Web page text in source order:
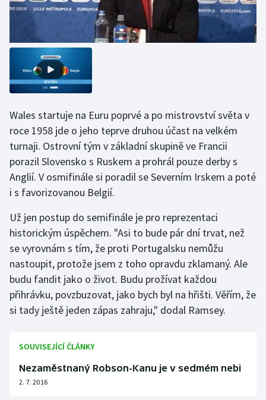
Parasport
Plavání
Plážový volejbal
Rychlobruslení
Rychlostní kanoistika
Short track
Sportovní střelba
Stolní tenis
Triatlon
Veslování
Ostatní
Wales startuje na Euru poprvé a po mistrovství světa v
roce 1958 jde o jeho teprve druhou účast na velkém
turnaji. Ostrovní tým v základní skupině ve Francii
porazil Slovensko s Ruskem a prohrál pouze derby s
Anglií. V osmifinále si poradil se Severním Irskem a poté
i s favorizovanou Belgií.
Už jen postup do semifinále je pro reprezentaci
historickým úspěchem. "Asi to bude pár dní trvat, než
se vyrovnám s tím, že proti Portugalsku nemůžu
nastoupit, protože jsem z toho opravdu zklamaný. Ale
budu fandit jako o život. Budu prožívat každou
přihrávku, povzbuzovat, jako bych byl na hřišti. Věřím, že
si tady ještě jeden zápas zahraju," dodal Ramsey.
SOUVISEJÍCÍ ČLÁNKY
Nezaměstnaný Robson-Kanu je v sedmém nebi
2. 7. 2016